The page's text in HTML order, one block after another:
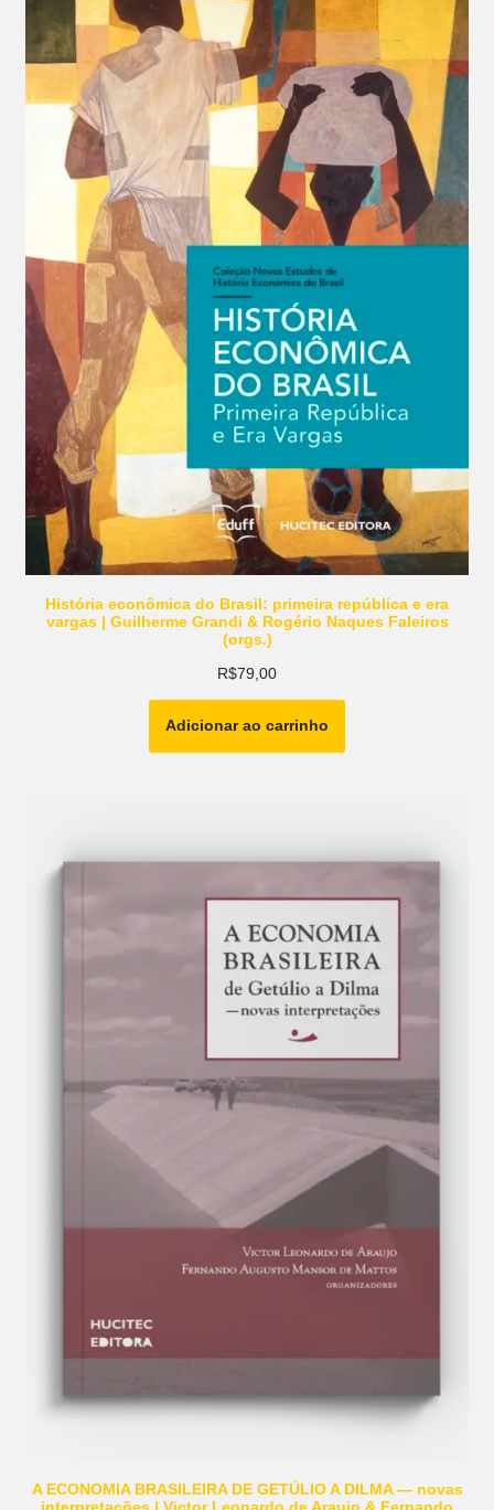
História econômica do Brasil: primeira república e era
vargas | Guilherme Grandi & Rogério Naques Faleiros
(orgs.)
R$79,00
Adicionar ao carrinho
A ECONOMIA BRASILEIRA DE GETÚLIO A DILMA — novas